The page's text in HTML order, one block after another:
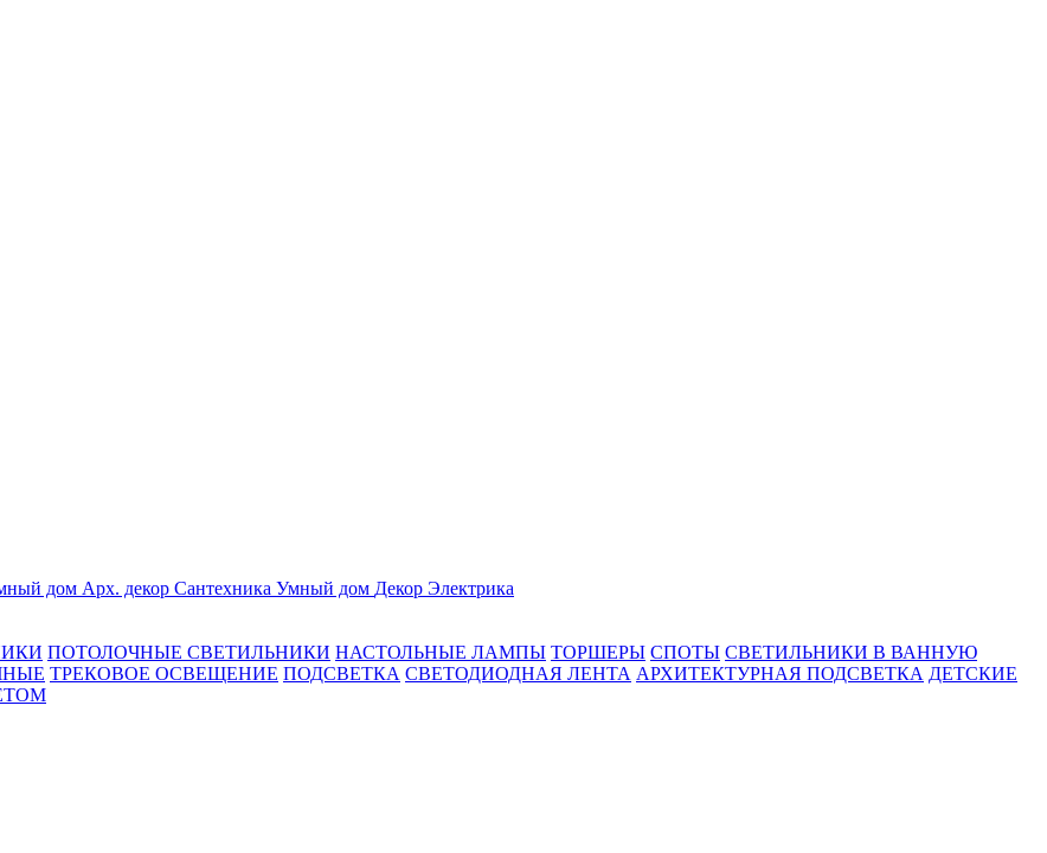
дом Арх. декор Сантехника Умный дом Декор Электрика
ПОТОЛОЧНЫЕ СВЕТИЛЬНИКИ НАСТОЛЬНЫЕ ЛАМПЫ ТОРШЕРЫ СПОТЫ СВЕТИЛЬНИКИ В ВАННУЮ
ТРЕКОВОЕ ОСВЕЩЕНИЕ ПОДСВЕТКА СВЕТОДИОДНАЯ ЛЕНТА АРХИТЕКТУРНАЯ ПОДСВЕТКА ДЕТСКИЕ